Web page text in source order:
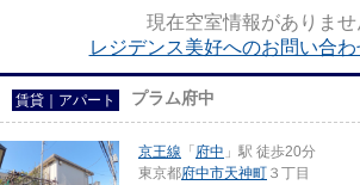
現在空室情報がありませ
レジデンス美好へのお問い合
賃貸｜アパート プラム府中
京王線 「 府中 」駅 徒歩20分
東京都府中市天神町 ３丁目